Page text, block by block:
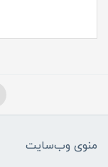
منوی وب‌سایت